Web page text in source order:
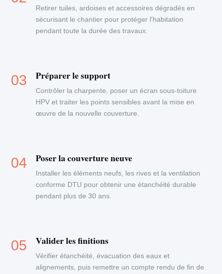
Retirer tuiles, ardoises et accessoires dégradés en
sécurisant le chantier pour protéger l'habitation
pendant toute la durée des travaux.
Préparer le support
Contrôler la charpente, poser un écran sous-toiture
HPV et traiter les points sensibles avant la mise en
œuvre de la nouvelle couverture.
Poser la couverture neuve
Installer les éléments neufs, les rives et la ventilation
conforme DTU pour obtenir une étanchéité durable
pendant plus de 30 ans.
Valider les finitions
Vérifier étanchéité, évacuation des eaux et
alignements, puis remettre un compte rendu de fin de